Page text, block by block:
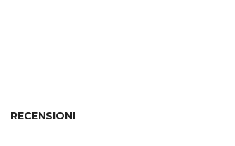
RECENSIONI